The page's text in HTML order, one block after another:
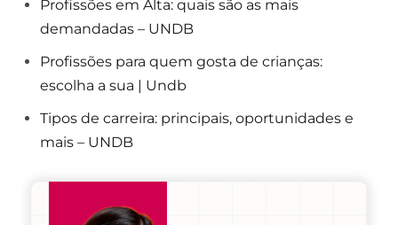
Profissões em Alta: quais são as mais
demandadas – UNDB
Profissões para quem gosta de crianças:
escolha a sua | Undb
Tipos de carreira: principais, oportunidades e
mais – UNDB